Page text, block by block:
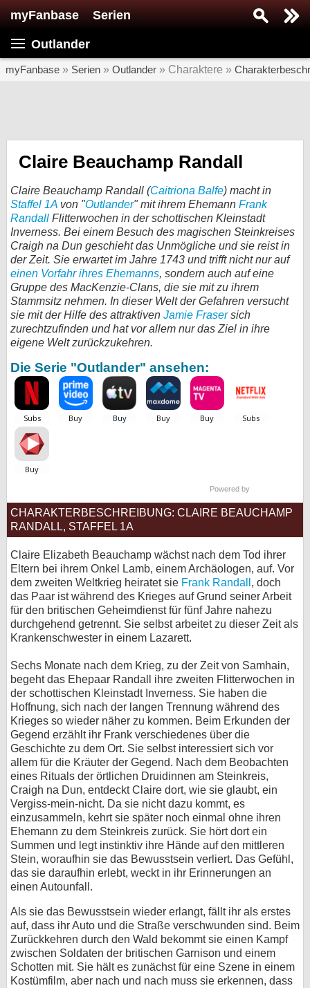
myFanbase Serien
Outlander
myFanbase » Serien » Outlander » Charaktere »
Claire Beauchamp Randall
Claire Beauchamp Randall (Caitriona Balfe) macht in
Staffel 1A von "Outlander" mit ihrem Ehemann Frank
Randall Flitterwochen in der schottischen Kleinstadt
Inverness. Bei einem Besuch des magischen Steinkreises
Craigh na Dun geschieht das Unmögliche und sie reist in
der Zeit. Sie erwartet im Jahre 1743 und trifft nicht nur auf
einen Vorfahr ihres Ehemanns, sondern auch auf eine
Gruppe des MacKenzie-Clans, die sie mit zu ihrem
Stammsitz nehmen. In dieser Welt der Gefahren versucht
sie mit der Hilfe des attraktiven Jamie Frasersich
zurechtzufinden und hat vor allem nur das Ziel in ihre
eigene Welt zurückzukehren.
Die Serie "Outlander" ansehen:
Powered by
CHARAKTERBESCHREIBUNG: CLAIRE BEAUCHAMP
RANDALL, STAFFEL 1A
Claire Elizabeth Beauchamp wächst nach dem Tod ihrer
Eltern bei ihrem Onkel Lamb, einem Archäologen, auf. Vor
dem zweiten Weltkrieg heiratet sie Frank Randall , doch
das Paar ist während des Krieges auf Grund seiner Arbeit
für den britischen Geheimdienst für fünf Jahre nahezu
durchgehend getrennt. Sie selbst arbeitet zu dieser Zeit als
Krankenschwester in einem Lazarett.
Sechs Monate nach dem Krieg, zu der Zeit von Samhain,
begeht das Ehepaar Randall ihre zweiten Flitterwochen in
der schottischen Kleinstadt Inverness. Sie haben die
Hoffnung, sich nach der langen Trennung während des
Krieges so wieder näher zu kommen. Beim Erkunden der
Gegend erzählt ihr Frank verschiedenes über die
Geschichte zu dem Ort. Sie selbst interessiert sich vor
allem für die Kräuter der Gegend. Nach dem Beobachten
eines Rituals der örtlichen Druidinnen am Steinkreis,
Craigh na Dun, entdeckt Claire dort, wie sie glaubt, ein
Vergiss-mein-nicht. Da sie nicht dazu kommt, es
einzusammeln, kehrt sie später noch einmal ohne ihren
Ehemann zu dem Steinkreis zurück. Sie hört dort ein
Summen und legt instinktiv ihre Hände auf den mittleren
Stein, woraufhin sie das Bewusstsein verliert. Das Gefühl,
das sie daraufhin erlebt, weckt in ihr Erinnerungen an
einen Autounfall.
Als sie das Bewusstsein wieder erlangt, fällt ihr als erstes
auf, dass ihr Auto und die Straße verschwunden sind. Beim
Zurückkehren durch den Wald bekommt sie einen Kampf
zwischen Soldaten der britischen Garnison und einem
Schotten mit. Sie hält es zunächst für eine Szene in einem
Kostümfilm, aber nach und nach muss sie erkennen, dass
SERIEN
KULTUR
Specials
SERVICE
Gewinnspiele
Forum
bei X
Kontakt
Cookie-Einstellungen
myFanbase